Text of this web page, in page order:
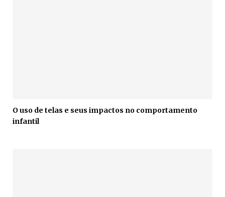
O uso de telas e seus impactos no comportamento
infantil